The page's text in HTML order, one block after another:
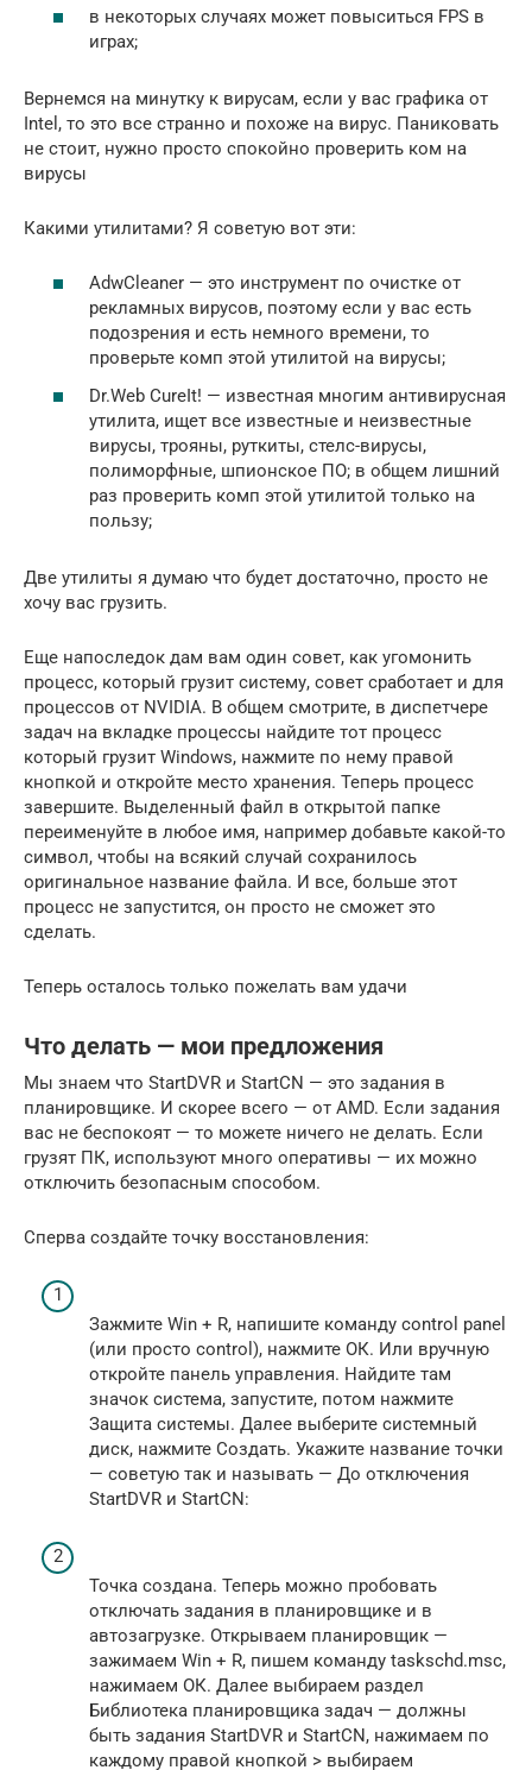
в некоторых случаях может повыситься FPS в
играх;
Вернемся на минутку к вирусам, если у вас графика от
Intel, то это все странно и похоже на вирус. Паниковать
не стоит, нужно просто спокойно проверить ком на
вирусы
Какими утилитами? Я советую вот эти:
AdwCleaner — это инструмент по очистке от
рекламных вирусов, поэтому если у вас есть
подозрения и есть немного времени, то
проверьте комп этой утилитой на вирусы;
Dr.Web CureIt! — известная многим антивирусная
утилита, ищет все известные и неизвестные
вирусы, трояны, руткиты, стелс-вирусы,
полиморфные, шпионское ПО; в общем лишний
раз проверить комп этой утилитой только на
пользу;
Две утилиты я думаю что будет достаточно, просто не
хочу вас грузить.
Еще напоследок дам вам один совет, как угомонить
процесс, который грузит систему, совет сработает и для
процессов от NVIDIA. В общем смотрите, в диспетчере
задач на вкладке процессы найдите тот процесс
который грузит Windows, нажмите по нему правой
кнопкой и откройте место хранения. Теперь процесс
завершите. Выделенный файл в открытой папке
переименуйте в любое имя, например добавьте какой-то
символ, чтобы на всякий случай сохранилось
оригинальное название файла. И все, больше этот
процесс не запустится, он просто не сможет это
сделать.
Теперь осталось только пожелать вам удачи
Что делать — мои предложения
Мы знаем что StartDVR и StartCN — это задания в
планировщике. И скорее всего — от AMD. Если задания
вас не беспокоят — то можете ничего не делать. Если
грузят ПК, используют много оперативы — их можно
отключить безопасным способом.
Сперва создайте точку восстановления:
Зажмите Win + R, напишите команду control panel
(или просто control), нажмите ОК. Или вручную
откройте панель управления. Найдите там
значок система, запустите, потом нажмите
Защита системы. Далее выберите системный
диск, нажмите Создать. Укажите название точки
— советую так и называть — До отключения
StartDVR и StartCN:
Точка создана. Теперь можно пробовать
отключать задания в планировщике и в
автозагрузке. Открываем планировщик —
зажимаем Win + R, пишем команду taskschd.msc,
нажимаем ОК. Далее выбираем раздел
Библиотека планировщика задач — должны
быть задания StartDVR и StartCN, нажимаем по
каждому правой кнопкой > выбираем